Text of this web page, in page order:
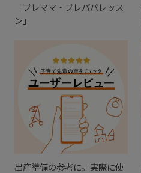
「プレママ・プレパパレッス
ン」
出産準備の参考に。実際に使